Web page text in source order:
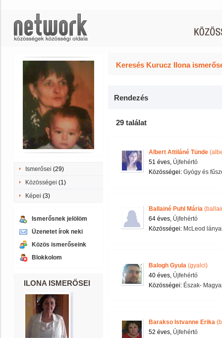
Ismerősei (29)
Közösségei (1)
Képei (3)
Ismerősnek jelölöm
Üzenetet írok neki
Közös ismerőseink
Blokkolom
ILONA ISMERŐSEI
Keresés Kurucz Ilona
Rendezés
29 találat
Albert Attiláné Tünde
51 éves, Újfehértó
Közösségei: Gyógy és
Ballainé Puhl Mária
64 éves, Újfehértó
Közösségei: McLeod
Balogh Gyula (gyalci)
40 éves, Újfehértó
Közösségei: Észak-
Barakso Istvanne Erika
52 éves, Újfehértó